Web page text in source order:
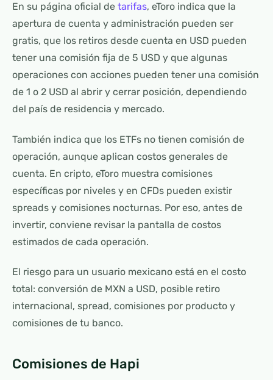
En su página oficial de tarifas, eToro indica que la
apertura de cuenta y administración pueden ser
gratis, que los retiros desde cuenta en USD pueden
tener una comisión fija de 5 USD y que algunas
operaciones con acciones pueden tener una comisión
de 1 o 2 USD al abrir y cerrar posición, dependiendo
del país de residencia y mercado.
También indica que los ETFs no tienen comisión de
operación, aunque aplican costos generales de
cuenta. En cripto, eToro muestra comisiones
específicas por niveles y en CFDs pueden existir
spreads y comisiones nocturnas. Por eso, antes de
invertir, conviene revisar la pantalla de costos
estimados de cada operación.
El riesgo para un usuario mexicano está en el costo
total: conversión de MXN a USD, posible retiro
internacional, spread, comisiones por producto y
comisiones de tu banco.
Comisiones de Hapi